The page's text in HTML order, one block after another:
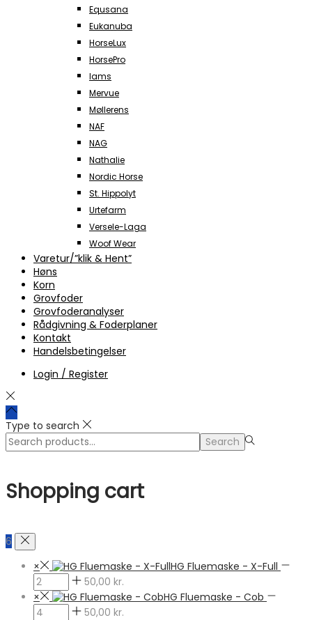
Equsana
Eukanuba
HorseLux
HorsePro
Iams
Mervue
Møllerens
NAF
NAG
Nathalie
Nordic Horse
St. Hippolyt
Urtefarm
Versele-Laga
Woof Wear
Varetur/”klik & Hent”
Høns
Korn
Grovfoder
Grovfoderanalyser
Rådgivning & Foderplaner
Kontakt
Handelsbetingelser
Login / Register
Type to search
Search
for:>
Search
Shopping cart
6
×
HG Fluemaske - X-Full
50,00 kr.
×
HG Fluemaske - Cob
50,00 kr.